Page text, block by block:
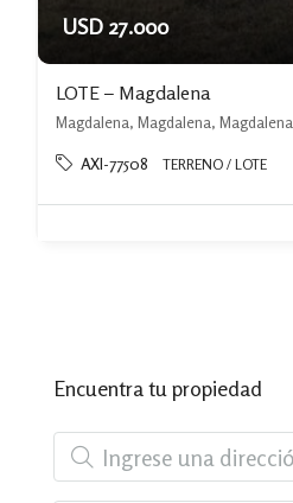
USD 27.000
LOTE – Magdalena
Magdalena, Magdalena, Magdalena
AXI-77508 TERRENO / LOTE
Encuentra tu propiedad